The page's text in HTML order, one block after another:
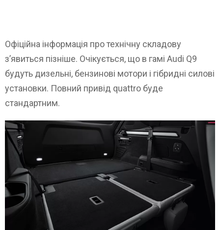
Офіційна інформація про технічну складову
з’явиться пізніше. Очікується, що в гамі Audi Q9
будуть дизельні, бензинові мотори і гібридні силові
установки. Повний привід quattro буде
стандартним.